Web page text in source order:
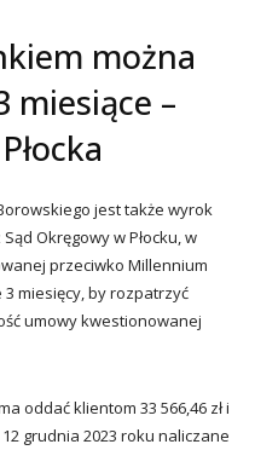
można
miesiące –
jest także wyrok
Okręgowy w Płocku, w
przeciwko Millennium
miesięcy, by rozpatrzyć
umowy kwestionowanej
oddać klientom 33 566,46 zł i
grudnia 2023 roku naliczane